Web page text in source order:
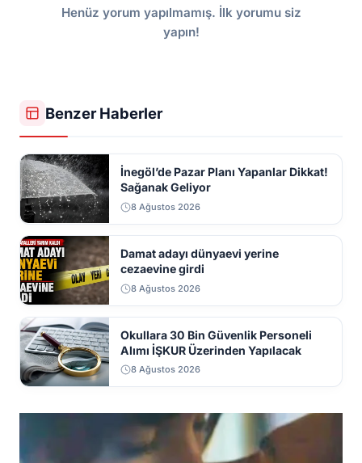
Henüz yorum yapılmamış. İlk yorumu siz
yapın!
Benzer Haberler
İnegöl’de Pazar Planı Yapanlar Dikkat!
Sağanak Geliyor
8 Ağustos 2026
Damat adayı dünyaevi yerine
cezaevine girdi
8 Ağustos 2026
Okullara 30 Bin Güvenlik Personeli
Alımı İŞKUR Üzerinden Yapılacak
8 Ağustos 2026